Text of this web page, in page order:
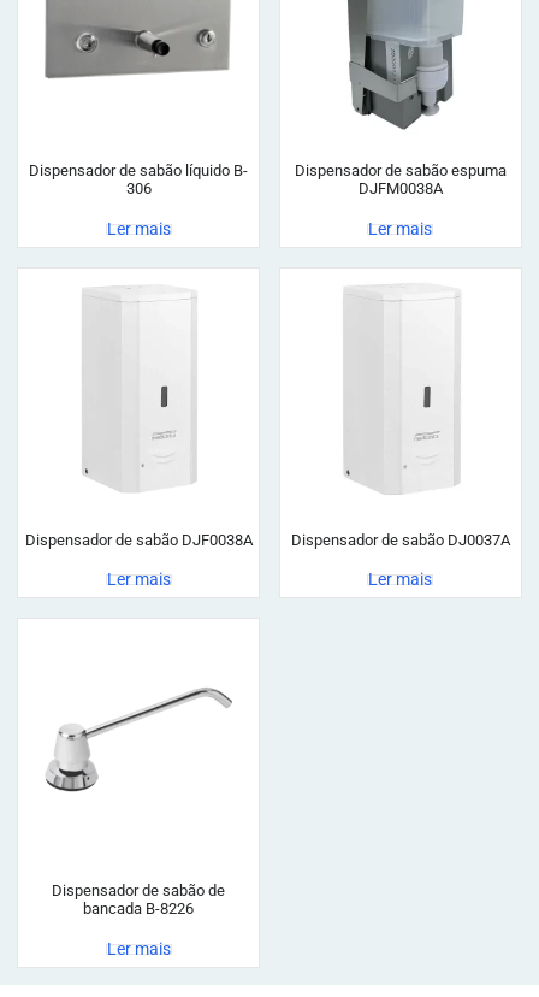
Dispensador de sabão líquido B-
306
Ler mais
Dispensador de sabão espuma
DJFM0038A
Ler mais
Dispensador de sabão DJF0038A
Ler mais
Dispensador de sabão DJ0037A
Ler mais
Dispensador de sabão de
bancada B-8226
Ler mais